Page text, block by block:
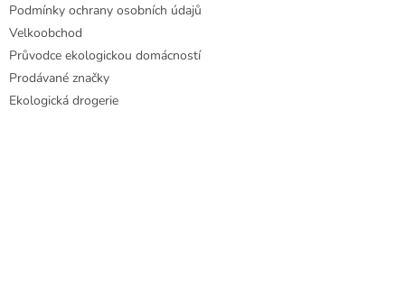
Podmínky ochrany osobních údajů
Velkoobchod
Průvodce ekologickou domácností
Prodávané značky
Ekologická drogerie